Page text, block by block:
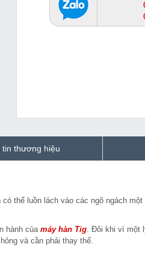
tin thương hiệu
thể luồn lách vào các ngõ ngách
hành của máy hàn Tig. Đôi khi vì một
và cần phải thay thế.